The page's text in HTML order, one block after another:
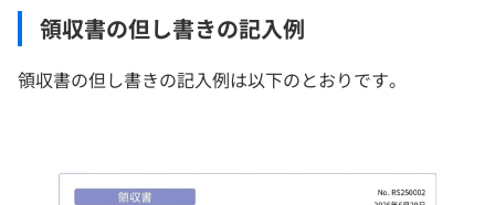
領収書の但し書きの記入例
領収書の但し書きの記入例は以下のとおりです。